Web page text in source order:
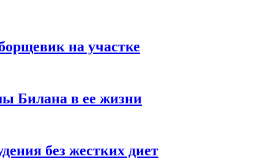
на участке
Билана в ее жизни
без жестких диет